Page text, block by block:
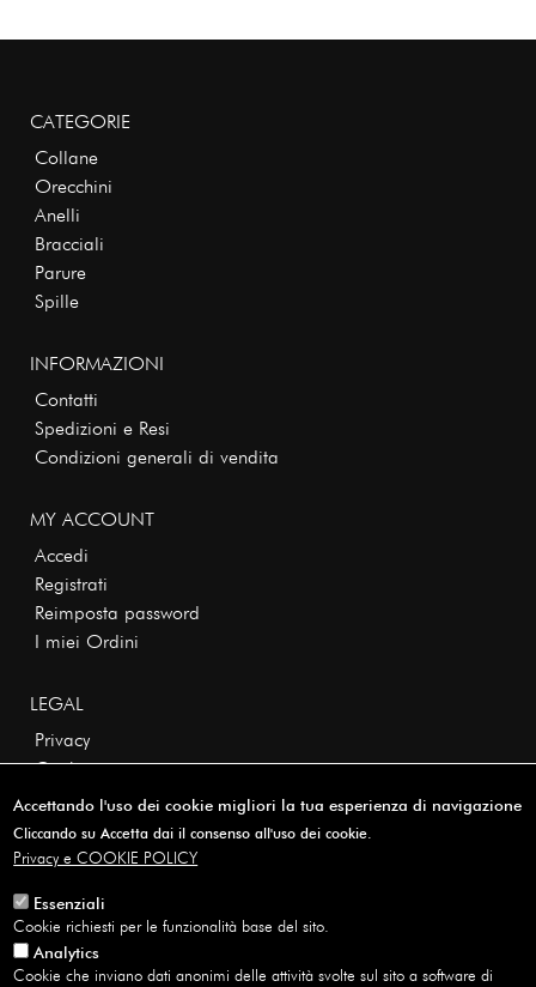
CATEGORIE
Collane
Orecchini
Anelli
Bracciali
Parure
Spille
INFORMAZIONI
Contatti
Spedizioni e Resi
Condizioni generali di vendita
MY ACCOUNT
Accedi
Registrati
Reimposta password
I miei Ordini
LEGAL
Privacy
Cookie
Credits
Accettando l'uso dei cookie migliori la tua esperienza di navigazione
Cliccando su Accetta dai il consenso all'uso dei cookie.
Privacy e COOKIE POLICY
Essenziali
Cookie richiesti per le funzionalità base del sito.
Analytics
Cookie che inviano dati anonimi delle attività svolte sul sito a software di